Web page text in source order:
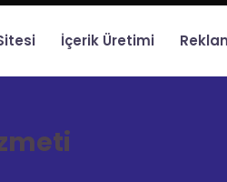
İçerik Üretimi